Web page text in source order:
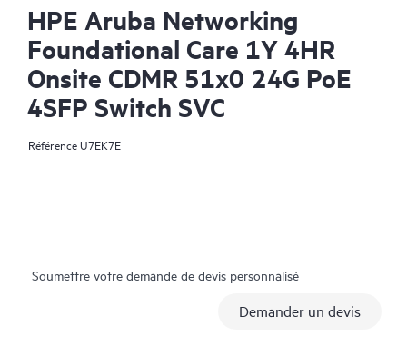
HPE Aruba Networking
Foundational Care 1Y 4HR
Onsite CDMR 51x0 24G PoE
4SFP Switch SVC
RéférenceU7EK7E
Soumettre votre demande de devis personnalisé
Demander un devis